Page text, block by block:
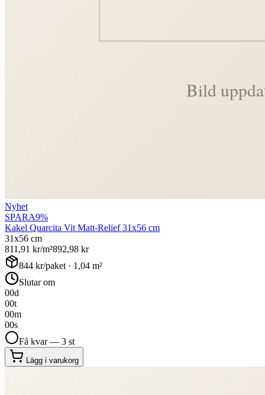
Nyhet
SPARA9%
Kakel Quarcita Vit Matt-Relief 31x56 cm
31x56 cm
811,91 kr/m²892,98 kr
844 kr/paket · 1,04 m²
Slutar om
00d
00t
00m
00s
Få kvar — 3 st
Lägg i varukorg